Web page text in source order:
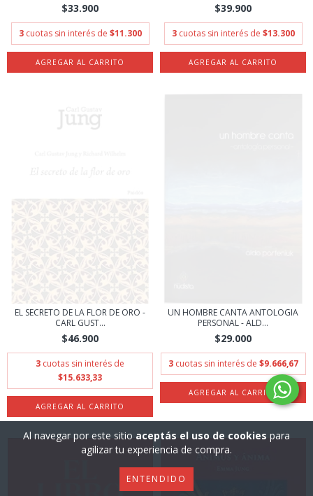
Al navegar por este sitio aceptás el uso de cookies para
agilizar tu experiencia de compra.
ENTENDIDO
$33.900
3 cuotas sin interés de $11.300
$39.900
3 cuotas sin interés de $13.300
EL SECRETO DE LA FLOR DE ORO -
CARL GUST...
$46.900
3 cuotas sin interés de
$15.633,33
UN HOMBRE CANTA ANTOLOGIA
PERSONAL - ALD...
$29.000
3 cuotas sin interés de $9.666,67